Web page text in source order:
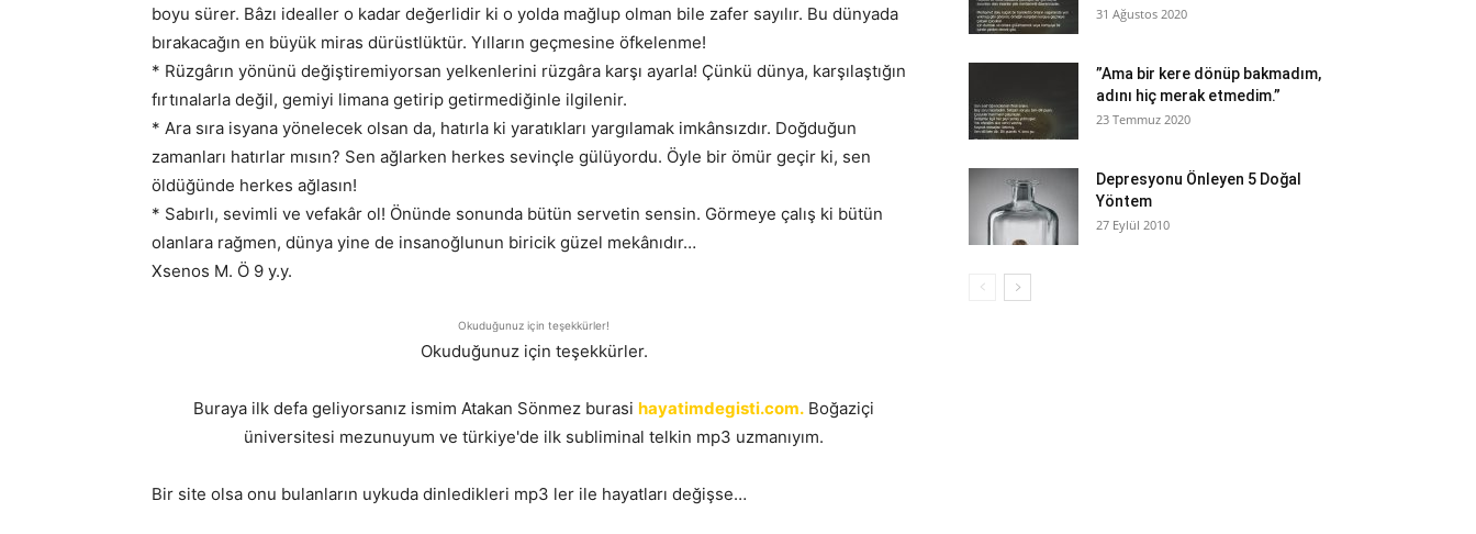
boyu sürer. Bâzı idealler o kadar değerlidir ki o yolda mağlup olman bile zafer sayılır. Bu dünyada
bırakacağın en büyük miras dürüstlüktür. Yılların geçmesine öfkelenme!
* Rüzgârın yönünü değiştiremiyorsan yelkenlerini rüzgâra karşı ayarla! Çünkü dünya, karşılaştığın
fırtınalarla değil, gemiyi limana getirip getirmediğinle ilgilenir.
* Ara sıra isyana yönelecek olsan da, hatırla ki yaratıkları yargılamak imkânsızdır. Doğduğun
zamanları hatırlar mısın? Sen ağlarken herkes sevinçle gülüyordu. Öyle bir ömür geçir ki, sen
öldüğünde herkes ağlasın!
* Sabırlı, sevimli ve vefakâr ol! Önünde sonunda bütün servetin sensin. Görmeye çalış ki bütün
olanlara rağmen, dünya yine de insanoğlunun biricik güzel mekânıdır…
Xsenos M. Ö 9 y.y.
Okuduğunuz için teşekkürler!
Okuduğunuz için teşekkürler.
Buraya ilk defa geliyorsanız ismim Atakan Sönmez burasi hayatimdegisti.com. Boğaziçi
üniversitesi mezunuyum ve türkiye'de ilk subliminal telkin mp3 uzmanıyım.
Bir site olsa onu bulanların uykuda dinledikleri mp3 ler ile hayatları değişse…
31 Ağustos 2020
”Ama bir kere dönüp bakmadım,
adını hiç merak etmedim.”
23 Temmuz 2020
Depresyonu Önleyen 5 Doğal
Yöntem
27 Eylül 2010